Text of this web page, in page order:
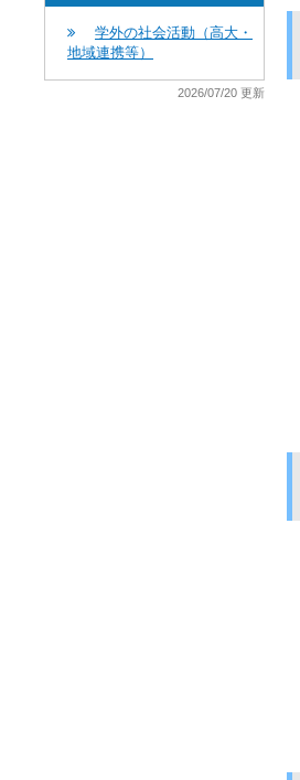
学外の社会活動（高大・
地域連携等）
2026/07/20 更新